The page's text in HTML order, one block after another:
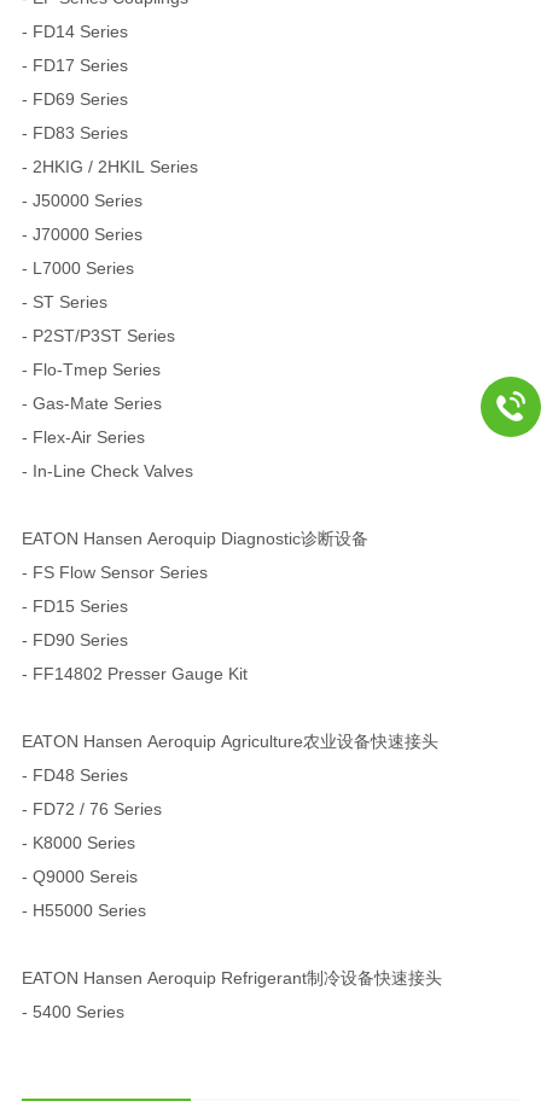
- FD14 Series
- FD17 Series
- FD69 Series
- FD83 Series
- 2HKIG / 2HKIL Series
- J50000 Series
- J70000 Series
- L7000 Series
- ST Series
- P2ST/P3ST Series
- Flo-Tmep Series
- Gas-Mate Series
- Flex-Air Series
- In-Line Check Valves
EATON Hansen Aeroquip Diagnostic诊断设备
- FS Flow Sensor Series
- FD15 Series
- FD90 Series
- FF14802 Presser Gauge Kit
EATON Hansen Aeroquip Agriculture农业设备快速接头
- FD48 Series
- FD72 / 76 Series
- K8000 Series
- Q9000 Sereis
- H55000 Series
EATON Hansen Aeroquip Refrigerant制冷设备快速接头
- 5400 Series